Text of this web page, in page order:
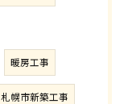
暖房工事
札幌市新築工事